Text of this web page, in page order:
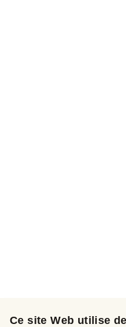
Ce site Web utilise